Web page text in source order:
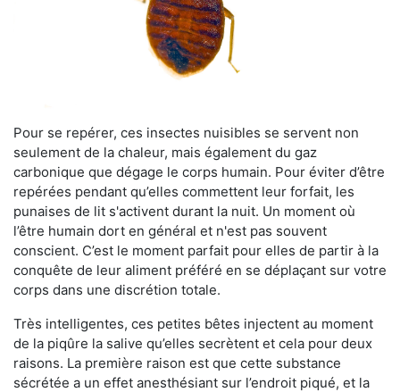
Pour se repérer, ces insectes nuisibles se servent non
seulement de la chaleur, mais également du gaz
carbonique que dégage le corps humain. Pour éviter d’être
repérées pendant qu’elles commettent leur forfait, les
punaises de lit s'activent durant la nuit. Un moment où
l’être humain dort en général et n'est pas souvent
conscient. C’est le moment parfait pour elles de partir à la
conquête de leur aliment préféré en se déplaçant sur votre
corps dans une discrétion totale.
Très intelligentes, ces petites bêtes injectent au moment
de la piqûre la salive qu’elles secrètent et cela pour deux
raisons. La première raison est que cette substance
sécrétée a un effet anesthésiant sur l’endroit piqué, et la